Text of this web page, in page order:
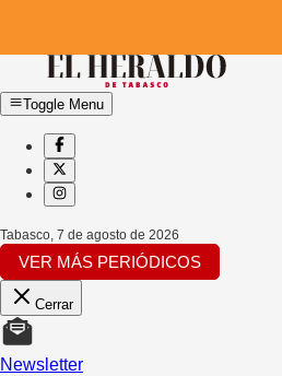
Toggle Menu
Tabasco, 7 de agosto de 2026
VER MÁS PERIÓDICOS
Cerrar
Newsletter